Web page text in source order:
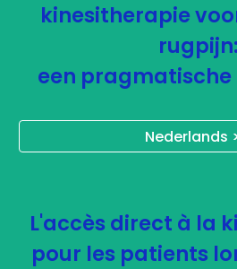
kinesitherapie
rugpijn:
een
Nederlands
L'accès direct à la
pour les patients